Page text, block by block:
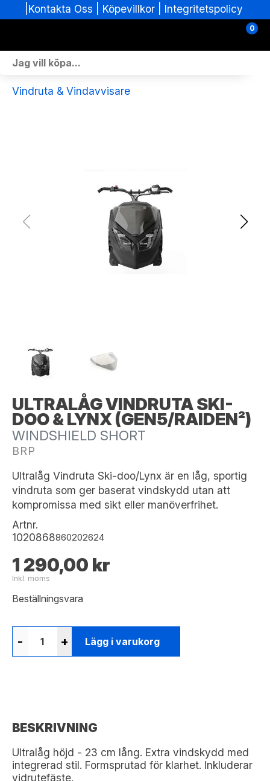
Köpevillkor| Integritetspolicy
0
Fordon i lager
Vindruta & Vindavvisare
ULTRALÅG VINDRUTA SKI-
DOO & LYNX (GEN5/RAIDEN²)
WINDSHIELD SHORT
BRP
Ultralåg Vindruta Ski-doo/Lynx är en låg, sportig
vindruta som ger baserat vindskydd utan att
kompromissa med sikt eller manöverfrihet.
Artnr.
1020868860202624
1 290,00 kr
Inkl. moms
Beställningsvara
- + Lägg i varukorg
BESKRIVNING
Ultralåg höjd - 23 cm lång. Extra vindskydd med
integrerad stil. Formsprutad för klarhet. Inkluderar
vidrutefäste.